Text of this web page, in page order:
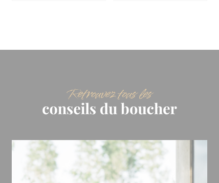
Retrouvez tous les
conseils du boucher